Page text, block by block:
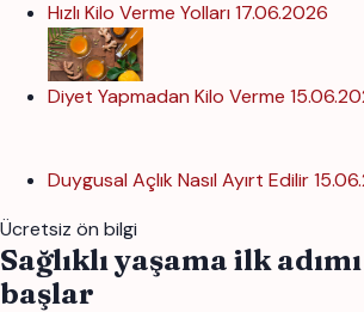
Hızlı Kilo Verme Yolları 17.06.2026
Diyet Yapmadan Kilo Verme
Duygusal Açlık Nasıl Ayırt Edilir
Ücretsiz ön bilgi
Sağlıklı yaşama ilk
başlar